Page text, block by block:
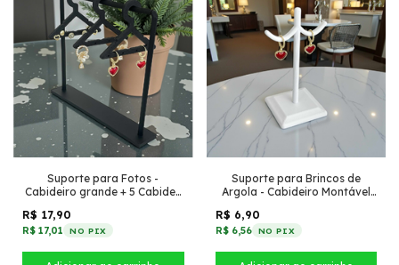
Suporte para Fotos -
Cabideiro grande + 5 Cabides
R$ 17,90
R$ 17,01 NO PIX
Suporte para Brincos de
Argola - Cabideiro Montável
R$ 6,90
R$ 6,56 NO PIX